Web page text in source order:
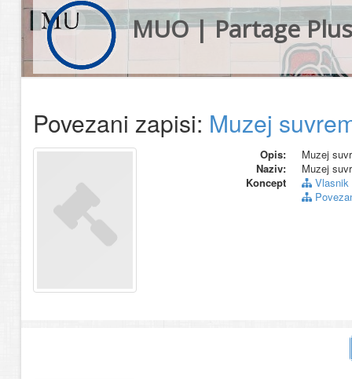
MUO | Partage Plus
Povezani zapisi: Muzej
Opis:
Muzej
Naziv:
Muzej
Koncept
Vlasnik